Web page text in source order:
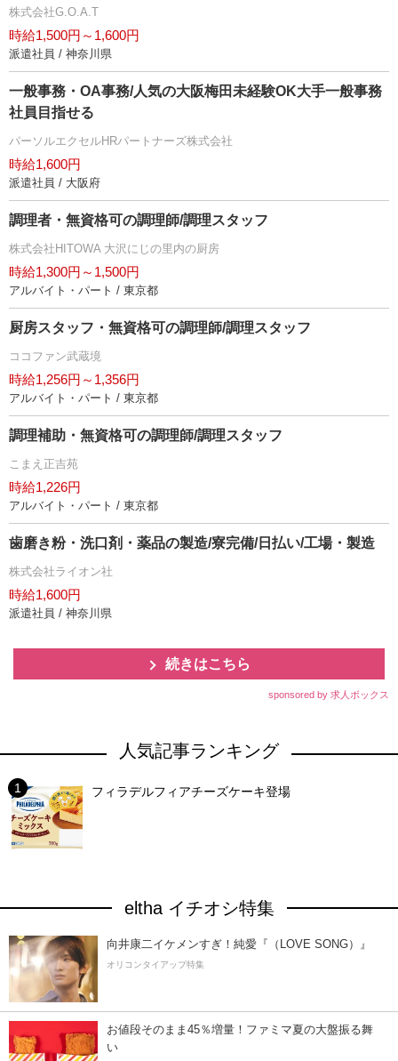
株式会社G.O.A.T
時給1,500円～1,600円
派遣社員 / 神奈川県
一般事務・OA事務/人気の大阪梅田未経験OK大手一般事務
社員目指せる
パーソルエクセルHRパートナーズ株式会社
時給1,600円
派遣社員 / 大阪府
調理者・無資格可の調理師/調理スタッフ
株式会社HITOWA 大沢にじの里内の厨房
時給1,300円～1,500円
アルバイト・パート / 東京都
厨房スタッフ・無資格可の調理師/調理スタッフ
ココファン武蔵境
時給1,256円～1,356円
アルバイト・パート / 東京都
調理補助・無資格可の調理師/調理スタッフ
こまえ正吉苑
時給1,226円
アルバイト・パート / 東京都
歯磨き粉・洗口剤・薬品の製造/寮完備/日払い/工場・製造
株式会社ライオン社
時給1,600円
派遣社員 / 神奈川県
続きはこちら
sponsored by 求人ボックス
人気記事ランキング
フィラデルフィアチーズケーキ登場
eltha イチオシ特集
向井康二イケメンすぎ！純愛『（LOVE SONG）』
オリコンタイアップ特集
お値段そのまま45％増量！ファミマ夏の大盤振る舞
い